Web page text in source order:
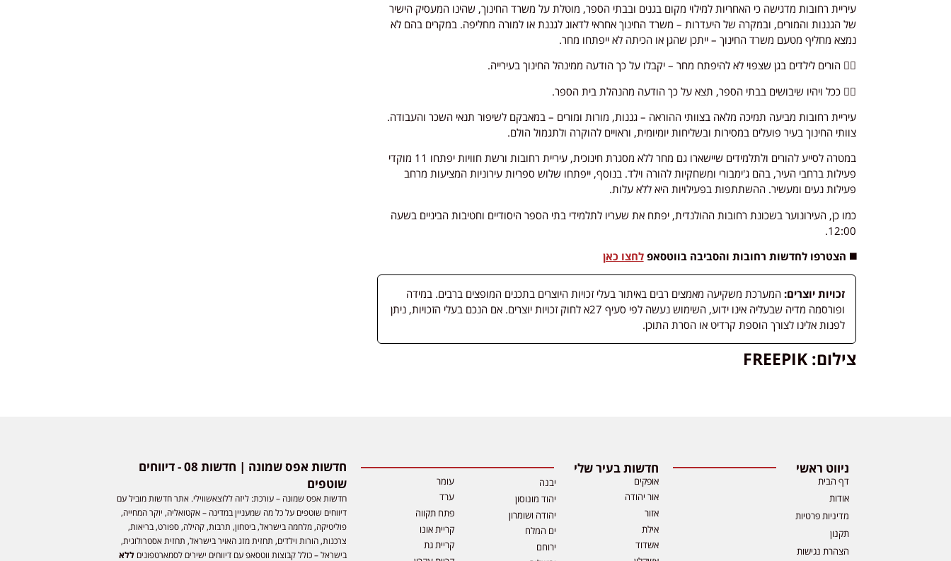
עיריית רחובות מדגישה כי האחריות למילוי מקום בגנים ובבתי הספר, מוטלת על משרד החינוך, שהינו המעסיק הישיר
של הגננות והמורים, ובמקרה של היעדרות – משרד החינוך אחראי לדאוג לגננת או למורה מחליפה. במקרים בהם לא
נמצא מחליף מטעם משרד החינוך – ייתכן שהגן או הכיתה לא ייפתחו מחר.
👈🏼 הורים לילדים בגן שצפוי לא להיפתח מחר – יקבלו על כך הודעה ממינהל החינוך בעירייה.
👈🏼 ככל ויהיו שיבושים בבתי הספר, תצא על כך הודעה מהנהלת בית הספר.
עיריית רחובות מביעה תמיכה מלאה בצוותי ההוראה – גננות, מורות ומורים – במאבקם לשיפור תנאי השכר והעבודה.
צוותי החינוך בעיר פועלים במסירות ובשליחות יומיומית, וראויים להוקרה ולתגמול הולם.
במטרה לסייע להורים ולתלמידים שיישארו גם מחר ללא מסגרת חינוכית, עיריית רחובות ורשת חוויות יפתחו 11 מוקדי
פעילות ברחבי העיר, בהם ג'ימבורי ומשחקיות להורה וילד. בנוסף, ייפתחו שלוש ספריות עירוניות המציעות מרחב
פעילות נעים ומעשיר. ההשתתפות בפעילויות היא ללא עלות.
כמו כן, העירונוער בשכונת רחובות ההולנדית, יפתח את שעריו לתלמידי בתי הספר היסודיים וחטיבות הביניים בשעה
12:00.
◼️ הצטרפו לחדשות רחובות והסביבה בווטסאפלחצו כאן
זכויות יוצרים: המערכת משקיעה מאמצים רבים באיתור בעלי זכויות היוצרים בתכנים המופצים ברבים. במידה
ופורסמה מדיה שבעליה אינו ידוע, השימוש נעשה לפי סעיף 27א לחוק זכויות יוצרים. אם הנכם בעלי הזכויות, ניתן
לפנות אלינו לצורך הוספת קרדיט או הסרת התוכן.
צילום: FREEPIK
ניווט ראשי
דף הבית
אודות
מדיניות פרטיות
תקנון
הצהרת נגישות
חדשות בעיר שלי
אופקים
אור יהודה
אזור
אילת
אשדוד
יבנה
יהוד מונוסון
יהודה ושומרון
ים המלח
ירוחם
עומר
ערד
פתח תקווה
קריית אונו
קריית גת
חדשות אפס שמונה | חדשות 08 - דיווחים
שוטפים
חדשות אפס שמונה – עורכת: ליזה ללוצאשווילי. אתר חדשות מוביל עם
דיווחים שוטפים על כל מה שמעניין במדינה – אקטואליה, יוקר המחייה,
פוליטיקה, מלחמה בישראל, ביטחון, תרבות, קהילה, ספורט, בריאות,
צרכנות, הורות וילדים, תחזית מזג האויר בישראל, תחזית אסטרולוגית,
בישראל – כולל קבוצות ווטסאפ עם דיווחים ישירים לסמארטפוניםללא